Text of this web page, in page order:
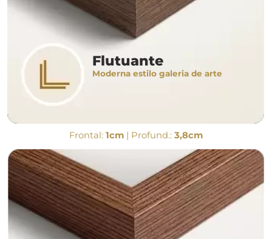
Flutuante
Moderna estilo galeria de arte
Frontal: 1cm | Profund.: 3,8cm